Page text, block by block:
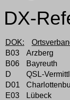
DX-
DOK:
B03
Arzberg
B06
Bayreuth
D
QSL-
D01
E03
Lübeck